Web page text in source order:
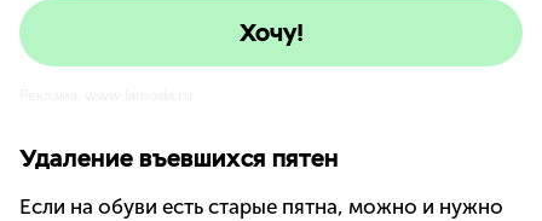
Хочу!
Удаление въевшихся пятен
Если на обуви есть старые пятна, можно и нужно